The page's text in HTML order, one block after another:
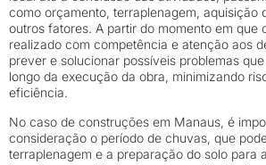
como orçamento, terraplenagem, aquisição
outros fatores. A partir do momento em que
realizado com competência e atenção aos
prever e solucionar possíveis problemas
longo da execução da obra, minimizando
eficiência.
No caso de construções em Manaus, é
consideração o período de chuvas, que
terraplenagem e a preparação do solo para